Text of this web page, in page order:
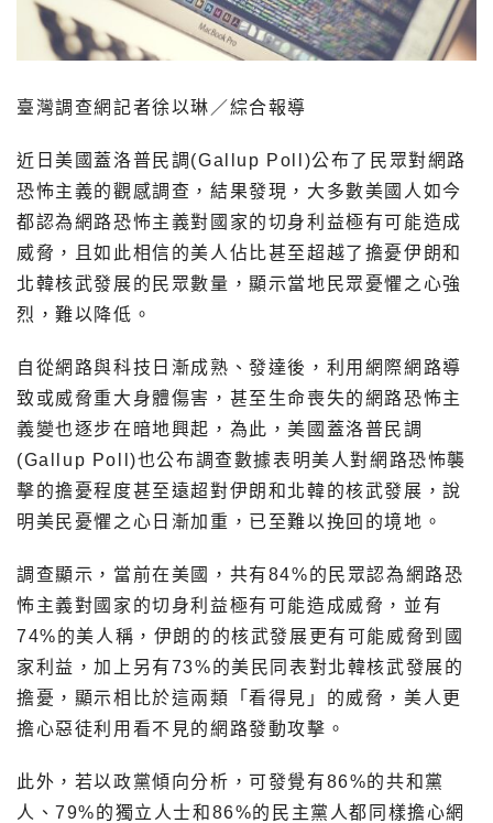
臺灣調查網記者徐以琳／綜合報導
近日美國蓋洛普民調(Gallup Poll)公布了民眾對網路
恐怖主義的觀感調查，結果發現，大多數美國人如今
都認為網路恐怖主義對國家的切身利益極有可能造成
威脅，且如此相信的美人佔比甚至超越了擔憂伊朗和
北韓核武發展的民眾數量，顯示當地民眾憂懼之心強
烈，難以降低。
自從網路與科技日漸成熟、發達後，利用網際網路導
致或威脅重大身體傷害，甚至生命喪失的網路恐怖主
義變也逐步在暗地興起，為此，美國蓋洛普民調
(Gallup Poll)也公布調查數據表明美人對網路恐怖襲
擊的擔憂程度甚至遠超對伊朗和北韓的核武發展，說
明美民憂懼之心日漸加重，已至難以挽回的境地。
調查顯示，當前在美國，共有84%的民眾認為網路恐
怖主義對國家的切身利益極有可能造成威脅，並有
74%的美人稱，伊朗的的核武發展更有可能威脅到國
家利益，加上另有73%的美民同表對北韓核武發展的
擔憂，顯示相比於這兩類「看得見」的威脅，美人更
擔心惡徒利用看不見的網路發動攻擊。
此外，若以政黨傾向分析，可發覺有86%的共和黨
人、79%的獨立人士和86%的民主黨人都同樣擔心網